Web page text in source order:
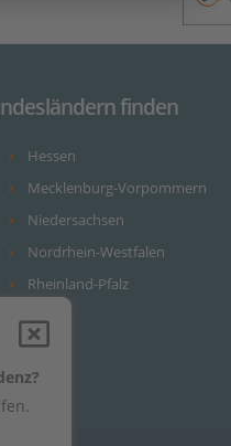
finden
Hessen
Mecklenburg-Vorpommern
Niedersachsen
Nordrhein-Westfalen
Rheinland-Pfalz